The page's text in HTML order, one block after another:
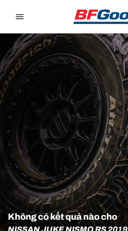
Không có kết quả nào cho
NISSAN JUKE NISMO RS 2019